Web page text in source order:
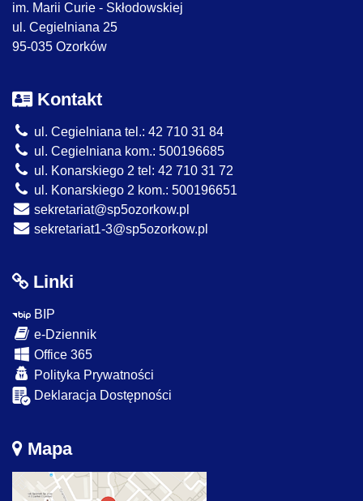
im. Marii Curie - Skłodowskiej
ul. Cegielniana 25
95-035 Ozorków
Kontakt
ul. Cegielniana tel.: 42 710 31 84
ul. Cegielniana kom.: 500196685
ul. Konarskiego 2 tel: 42 710 31 72
ul. Konarskiego 2 kom.: 500196651
sekretariat@sp5ozorkow.pl
sekretariat1-3@sp5ozorkow.pl
Linki
BIP
e-Dziennik
Office 365
Polityka Prywatności
Deklaracja Dostępności
Mapa